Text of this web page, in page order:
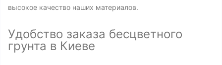
высокое качество наших материалов.
Удобство заказа бесцветного
грунта в Киеве